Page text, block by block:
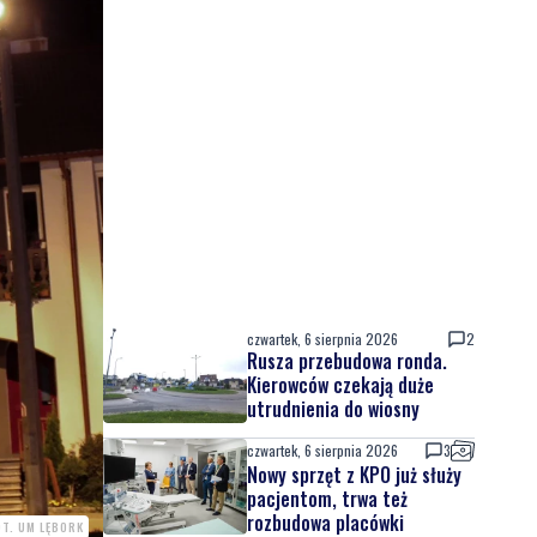
UM LĘBORK
czwartek, 6 sierpnia 2026 2
Rusza przebudowa ronda.
Kierowców czekają duże
utrudnienia do wiosny
czwartek, 6 sierpnia 2026 3
Nowy sprzęt z KPO już służy
pacjentom, trwa też
rozbudowa placówki